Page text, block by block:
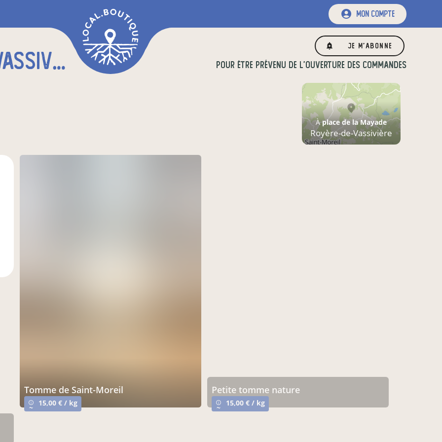
mon compte
L'ATELIER ROYÈRE DE VASSIVIÈRE
Je m'abonne
POUR ÊTRE PRÉVENU DE L'OUVERTURE DES COMMANDES
Àplace de la Mayade
Royère-de-Vassivière
tomme de Saint-Moreil
info_outline
~ 15,00 € / kg
petite tomme nature
info_outline
~ 15,00 € / kg